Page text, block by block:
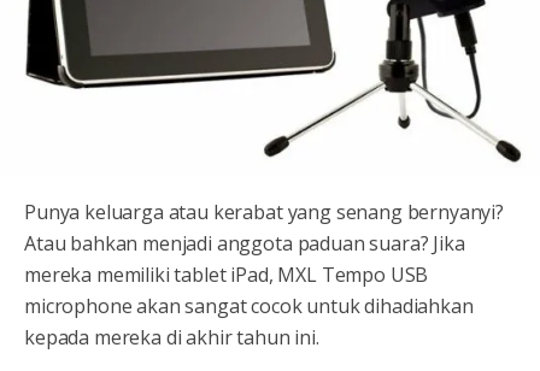
Punya keluarga atau kerabat yang senang bernyanyi?
Atau bahkan menjadi anggota paduan suara? Jika
mereka memiliki tablet iPad, MXL Tempo USB
microphone akan sangat cocok untuk dihadiahkan
kepada mereka di akhir tahun ini.